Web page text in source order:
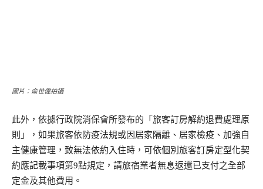
圖片：俞世偉拍攝
此外，依據行政院消保會所發布的「旅客訂房解約退費處理原
則」，如果旅客依防疫法規或因居家隔離、居家檢疫、加強自
主健康管理，致無法依約入住時，可依個別旅客訂房定型化契
約應記載事項第9點規定，請旅宿業者無息返還已支付之全部
定金及其他費用。